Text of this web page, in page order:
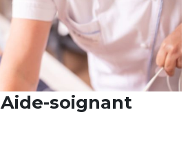
soignant